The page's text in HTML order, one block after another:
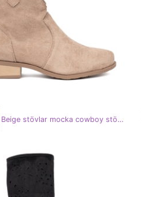
Seastar Beige stövlar mocka cowboy stövlar